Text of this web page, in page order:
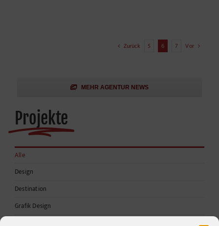
Zurück 5 6 7 Vor
MEHR AGENTUR NEWS
Projekte
Alle
Design
Destination
Grafik Design